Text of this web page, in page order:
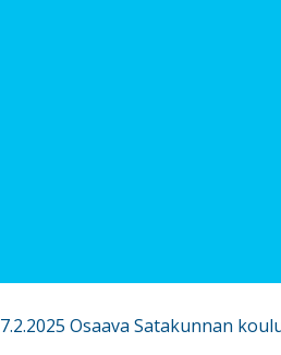
7.2.2025 Osaava Satakunnan